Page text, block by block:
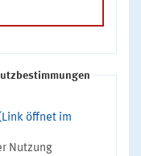
öffnet im
Nutzung